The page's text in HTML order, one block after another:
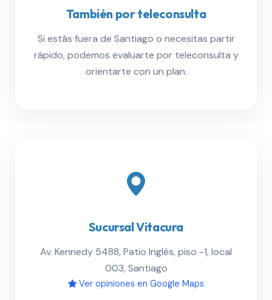
También por teleconsulta
Si estás fuera de Santiago o necesitas partir
rápido, podemos evaluarte por teleconsulta y
orientarte con un plan.
Sucursal Vitacura
Av. Kennedy 5488, Patio Inglés, piso -1, local
003, Santiago
Ver opiniones en Google Maps